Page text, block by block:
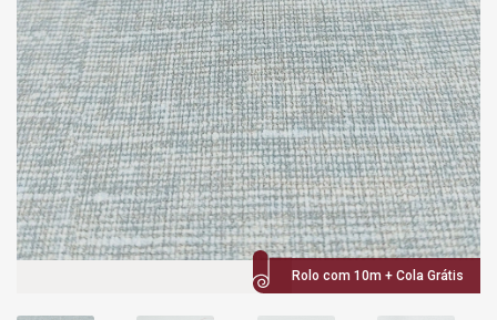
Rolo com 10m + Cola Grátis